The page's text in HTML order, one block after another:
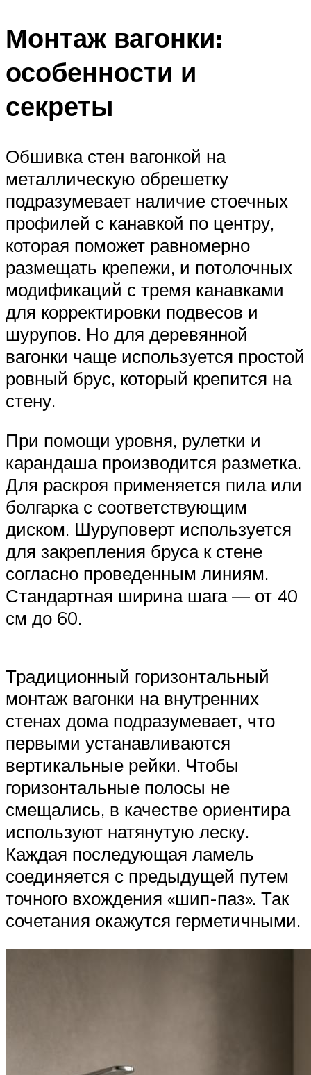
Монтаж вагонки:
особенности и
секреты
Обшивка стен вагонкой на
металлическую обрешетку
подразумевает наличие стоечных
профилей с канавкой по центру,
которая поможет равномерно
размещать крепежи, и потолочных
модификаций с тремя канавками
для корректировки подвесов и
шурупов. Но для деревянной
вагонки чаще используется простой
ровный брус, который крепится на
стену.
При помощи уровня, рулетки и
карандаша производится разметка.
Для раскроя применяется пила или
болгарка с соответствующим
диском. Шуруповерт используется
для закрепления бруса к стене
согласно проведенным линиям.
Стандартная ширина шага — от 40
см до 60.
Традиционный горизонтальный
монтаж вагонки на внутренних
стенах дома подразумевает, что
первыми устанавливаются
вертикальные рейки. Чтобы
горизонтальные полосы не
смещались, в качестве ориентира
используют натянутую леску.
Каждая последующая ламель
соединяется с предыдущей путем
точного вхождения «шип-паз». Так
сочетания окажутся герметичными.